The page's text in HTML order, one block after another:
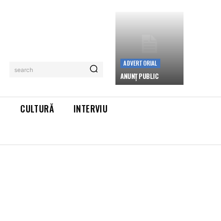
search
ADVERTORIAL
ANUNȚ PUBLIC
CULTURĂ INTERVIU